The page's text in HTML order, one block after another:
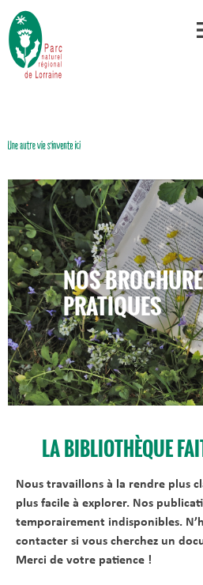
NOS
PRATIQUES
LA BIBLIOTHÈQUE
Nous travaillons à la rendre plus
plus facile à explorer. Nos
temporairement indisponibles.
contacter si vous cherchez un
Merci de votre patience !